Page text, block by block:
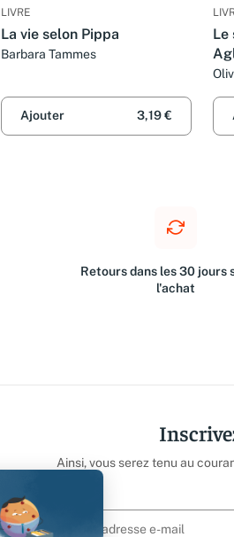
LIVRE
La vie selon Pippa
Barbara Tammes
Ajouter 3,19 €
Le
Retours dans les 30 jours
l'achat
Ainsi, vous serez tenu au